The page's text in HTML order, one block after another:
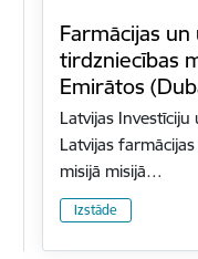
Farmācijas
tirdzniecības
Emirātos
Latvijas
Latvijas
misijā misijā…
Izstāde